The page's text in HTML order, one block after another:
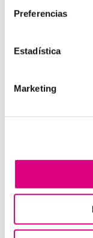
Preferencias
Estadística
Marketing
comentario.
Telefonía
desde donde
Tendencias